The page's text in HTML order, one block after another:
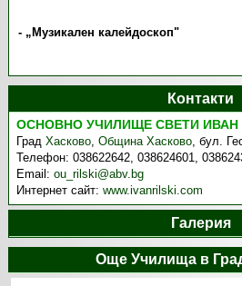
- „ Музикален калейдоскоп"
Контакти
ОСНОВНО УЧИЛИЩЕ СВЕТИ ИВАН
ГрадХасково,Община Хасково,бул.
Телефон:038622642, 038624601,
Email:ou_rilski@abv.bg
Интернет сайт:www.ivanrilski.com
Галерия
Още Училища в